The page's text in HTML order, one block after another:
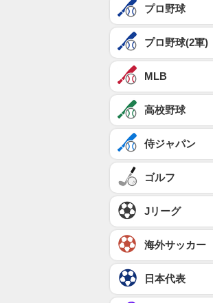
プロ野球
プロ野球(2軍)
MLB
高校野球
侍ジャパン
ゴルフ
Jリーグ
海外サッカー
日本代表